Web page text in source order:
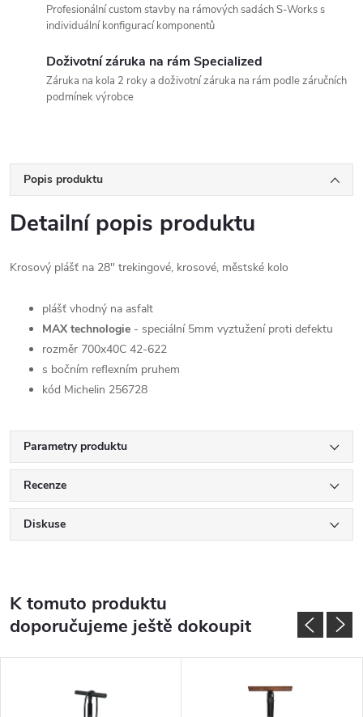
Profesionální custom stavby na rámových sadách S-Works s
individuální konfigurací komponentů
Doživotní záruka na rám Specialized
Záruka na kola 2 roky a doživotní záruka na rám podle záručních
podmínek výrobce
Popis produktu
Detailní popis produktu
Krosový plášť na 28" trekingové, krosové, městské kolo
plášť vhodný na asfalt
MAX technologie - speciální 5mm vyztužení proti defektu
rozměr 700x40C 42-622
s bočním reflexním pruhem
kód Michelin 256728
Parametry produktu
Recenze
Diskuse
K tomuto produktu
doporučujeme ještě dokoupit